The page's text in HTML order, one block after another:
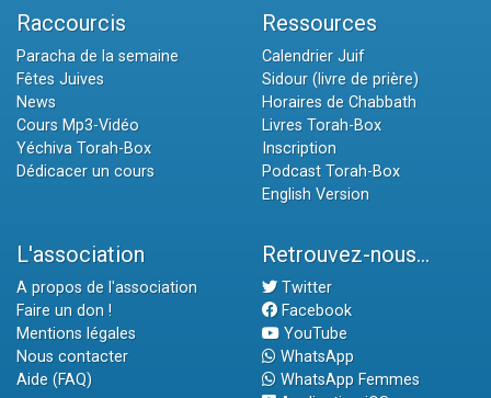
Raccourcis
Paracha de la semaine
Fêtes Juives
News
Cours Mp3-Vidéo
Yéchiva Torah-Box
Dédicacer un cours
Ressources
Calendrier Juif
Sidour (livre de prière)
Horaires de Chabbath
Livres Torah-Box
Inscription
Podcast Torah-Box
English Version
L'association
A propos de l'association
Faire un don !
Mentions légales
Nous contacter
Aide (FAQ)
Retrouvez-nous...
Twitter
Facebook
YouTube
WhatsApp
WhatsApp Femmes